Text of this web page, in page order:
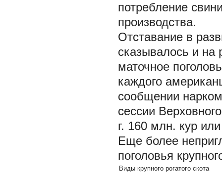
потребление
производства.
Отставание в
сказывалось и на
маточное
каждого
сообщении
сессии
г. 160 млн. кур
Еще более
поголовья
Виды крупного рогатого скота